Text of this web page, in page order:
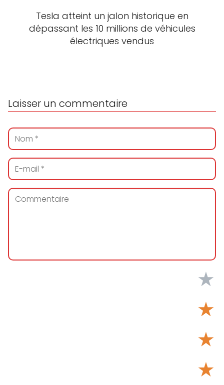
Tesla atteint un jalon historique en
dépassant les 10 millions de véhicules
électriques vendus
Laisser un commentaire
★
★
★
★